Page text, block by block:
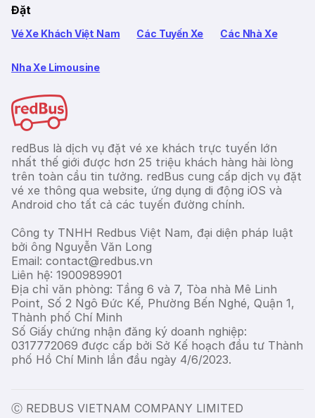
Đặt
Vé Xe Khách Việt Nam Các Tuyến Xe Các Nhà Xe
Nha Xe Limousine
redBus là dịch vụ đặt vé xe khách trực tuyến lớn
nhất thế giới được hơn 25 triệu khách hàng hài lòng
trên toàn cầu tin tưởng. redBus cung cấp dịch vụ đặt
vé xe thông qua website, ứng dụng di động iOS và
Android cho tất cả các tuyến đường chính.
Công ty TNHH Redbus Việt Nam, đại diện pháp luật
bởi ông Nguyễn Văn Long
Email: contact@redbus.vn
Liên hệ: 1900989901
Địa chỉ văn phòng: Tầng 6 và 7, Tòa nhà Mê Linh
Point, Số 2 Ngô Đức Kế, Phường Bến Nghé, Quận 1,
Thành phố Chí Minh
Số Giấy chứng nhận đăng ký doanh nghiệp:
0317772069 được cấp bởi Sở Kế hoạch đầu tư Thành
phố Hồ Chí Minh lần đầu ngày 4/6/2023.
Ⓒ REDBUS VIETNAM COMPANY LIMITED